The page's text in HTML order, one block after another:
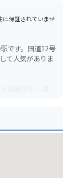
保証されていませ
です。国道12号
て人気がありま
直売所や、滝川
なる「滝川菜の
観光スポットも